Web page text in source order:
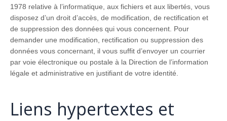
1978 relative à l’informatique, aux fichiers et aux libertés, vous
disposez d’un droit d’accès, de modification, de rectification et
de suppression des données qui vous concernent. Pour
demander une modification, rectification ou suppression des
données vous concernant, il vous suffit d’envoyer un courrier
par voie électronique ou postale à la Direction de l’information
légale et administrative en justifiant de votre identité.
Liens hypertextes et